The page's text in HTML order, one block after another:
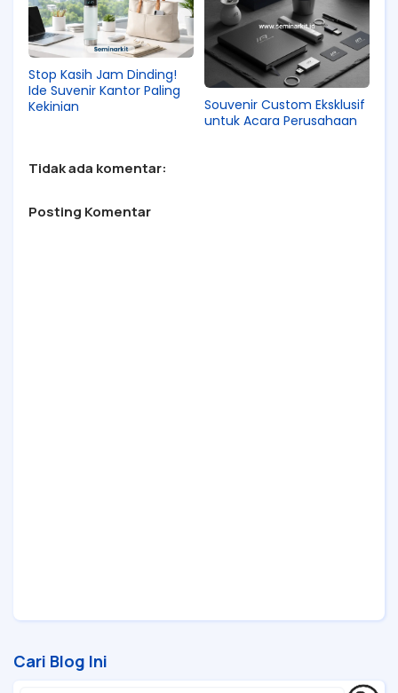
Stop Kasih Jam Dinding!
Ide Suvenir Kantor Paling
Kekinian
Souvenir Custom Eksklusif
untuk Acara Perusahaan
Tidak ada komentar:
Posting Komentar
Cari Blog Ini